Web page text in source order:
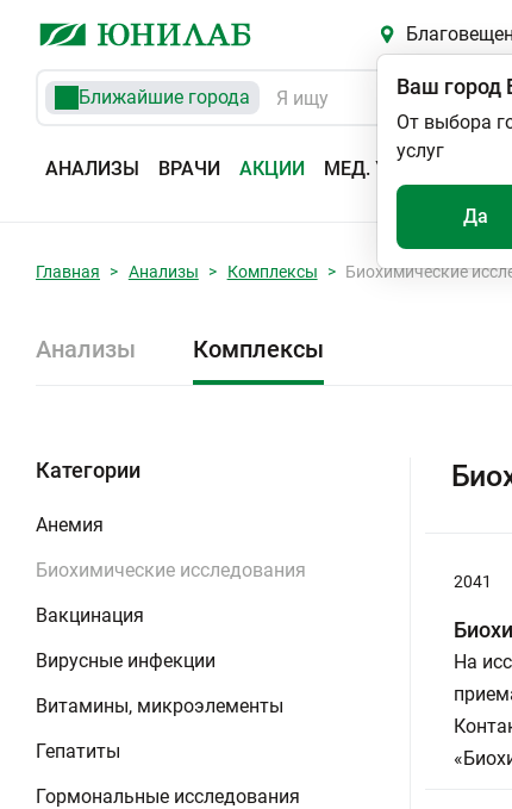
Ближайшие города
АНАЛИЗЫ ВРАЧИ АКЦИИ МЕД. УСЛУГИ
Ваш город
От выбора
услуг
Да
Главная Анализы Комплексы Биохимические
Анализы Комплексы
Категории
Анемия
Биохимические исследования
Вакцинация
Вирусные инфекции
Витамины, микроэлементы
Гепатиты
Гормональные исследования
2041
На